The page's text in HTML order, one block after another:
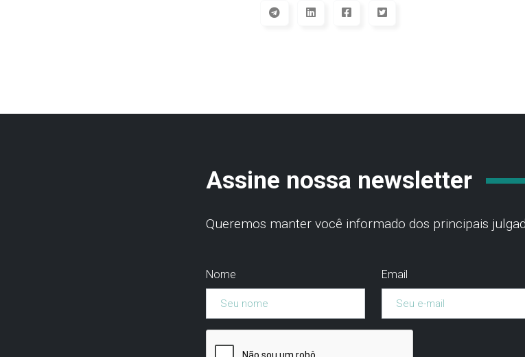
Assine nossa newsletter
Queremos manter você informado dos principais
Nome Email